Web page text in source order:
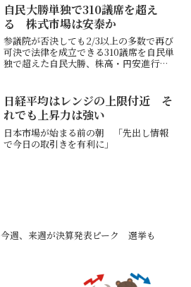
自民大勝単独で310議席を超え
る 株式市場は安泰か
参議院が否決しても2/3以上の多数で再び
可決で法律を成立できる310議席を自民単
独で超えた自民大勝、株高・円安進行
むようになる経済にも株価にも良かった
のではないか与党圧...
日経平均はレンジの上限付近 そ
れでも上昇力は強い
日本市場が始まる前の朝 「先出し情報
で今日の取引きを有利に」
今週、来週が決算発表ピーク 選挙も